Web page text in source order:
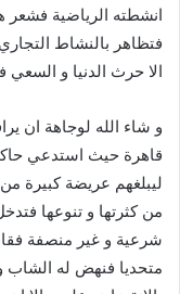
انشطته الرياضية
فتظاهر بالنشاط
الا حرث الدنيا و السعي
و شاء الله لوجاهة ان
قاهرة حيث استدعي حاكم
ليبلغهم عريضة كبيرة
من كثرتها و تنوعها
شرعية و غير منصفة
متحديا فنهض له الشاب